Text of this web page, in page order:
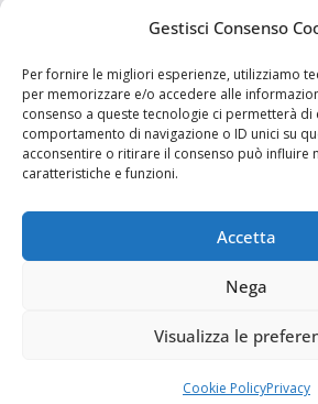
Gestisci Consenso
Per fornire le migliori esperienze, utilizziamo
per memorizzare e/o accedere alle
consenso a queste tecnologie ci permetterà
comportamento di navigazione o ID unici su
acconsentire o ritirare il consenso può influire
caratteristiche e funzioni.
Accetta
Nega
Visualizza le
Cookie PolicyPrivacy
Aut. del tribunale di Catania n.23/2011
Resp. Riccardo Orioles.
Associazione Culturale I Siciliani Giovani
via Randazzo 27 Catania
I Siciliani Giovani.